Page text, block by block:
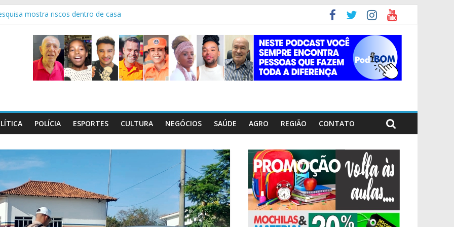
mostra riscos dentro de casa
Dia C, que será realizado em 29/8
maços de cigarros contrabandeados
boas é sempre emocionante!
POLÍCIA ESPORTES CULTURA NEGÓCIOS SAÚDE AGRO REGIÃO CONTATO